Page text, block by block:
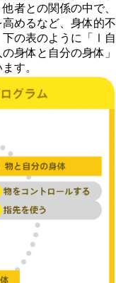
者との関係の中で、
めるなど、身体的不
下の表のように「Ⅰ自
身体と自分の身体」
す。